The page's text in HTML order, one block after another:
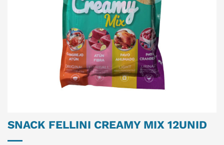
SNACK FELLINI CREAMY MIX 12UNID